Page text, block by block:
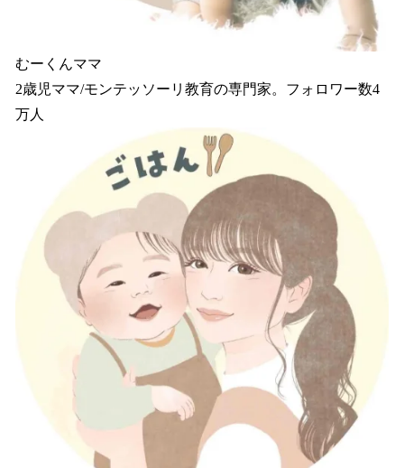
むーくんママ
2歳児ママ/モンテッソーリ教育の専門家。フォロワー数4
万人